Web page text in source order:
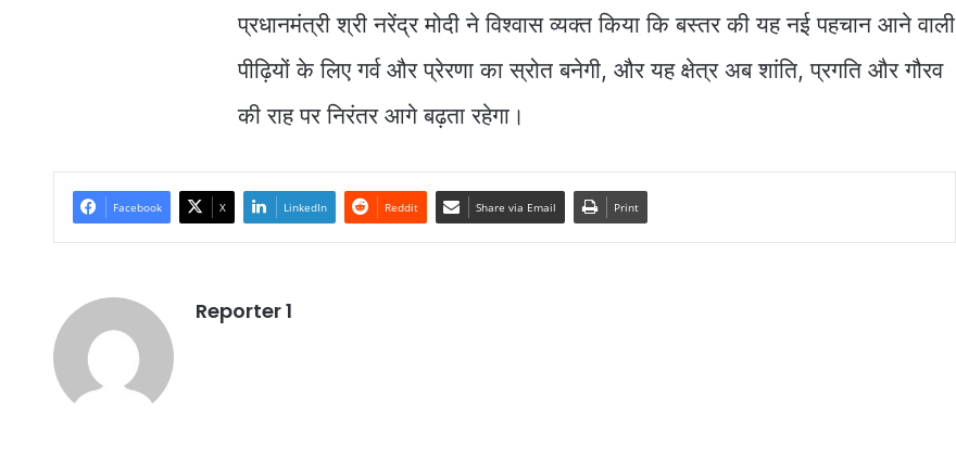
प्रधानमंत्री श्री नरेंद्र मोदी ने विश्वास व्यक्त किया कि बस्तर की यह नई पहचान आने वाली
पीढ़ियों के लिए गर्व और प्रेरणा का स्रोत बनेगी, और यह क्षेत्र अब शांति, प्रगति और गौरव
की राह पर निरंतर आगे बढ़ता रहेगा।
Facebook X LinkedIn Reddit Share via Email Print
Reporter 1